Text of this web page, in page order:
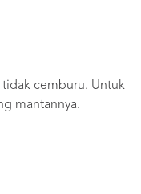
cemburu. Untuk
mantannya.